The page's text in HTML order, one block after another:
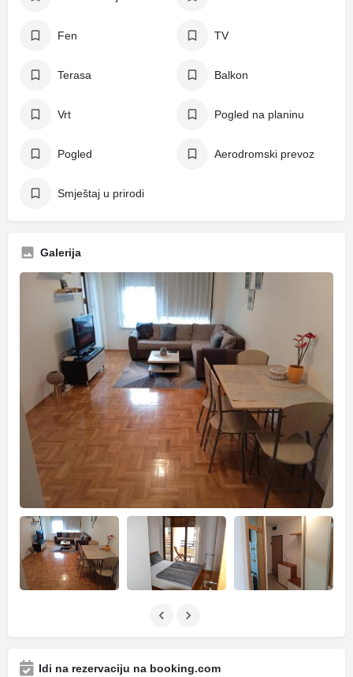
Fen TV
Terasa Balkon
Vrt Pogled na planinu
Pogled Aerodromski prevoz
Smještaj u prirodi
Galerija
Idi na rezervaciju na booking.com